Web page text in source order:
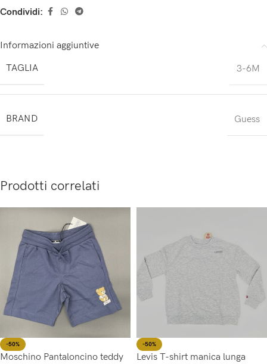
Condividi:
Informazioni aggiuntive
TAGLIA
3-6M
BRAND Guess
Prodotti correlati
-50%
Moschino Pantaloncino teddy
-50%
Levis T-shirt manica lunga